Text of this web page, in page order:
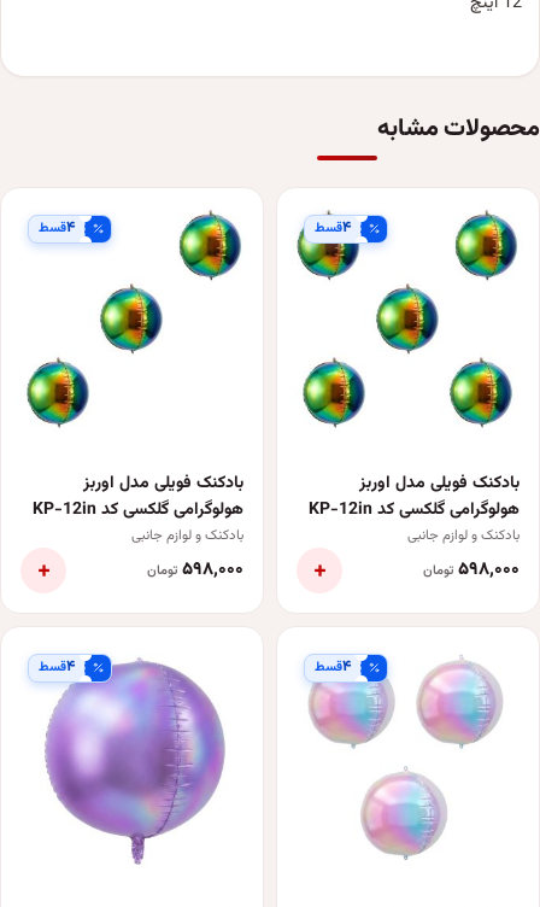
محصولات مشابه
۴قسط
بادکنک فویلی مدل اوربز
هولوگرامی گلکسی کد KP-12in
بسته 5 عددی
بادکنک و لوازم جانبی
۵۹۸٬۰۰۰ تومان +
۴قسط
بادکنک فویلی مدل اوربز
هولوگرامی گلکسی کد KP-12in
بسته 3 عددی
بادکنک و لوازم جانبی
۵۹۸٬۰۰۰ تومان +
۴قسط ۴قسط